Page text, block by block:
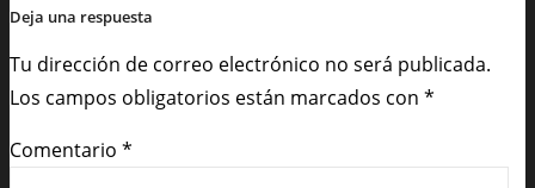
Deja una respuesta
Tu dirección de correo electrónico no será publicada.
Los campos obligatorios están marcados con *
Comentario *